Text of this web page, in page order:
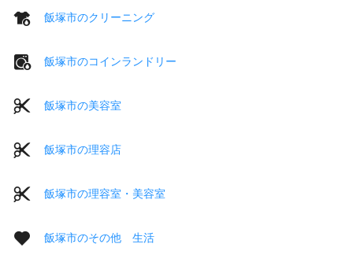
飯塚市のクリーニング
飯塚市のコインランドリー
飯塚市の美容室
飯塚市の理容店
飯塚市の理容室・美容室
飯塚市のその他 生活